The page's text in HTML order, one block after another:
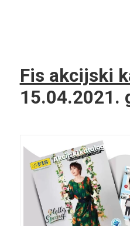
Fis akcijski
15.04.2021.